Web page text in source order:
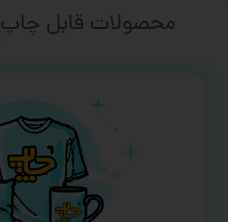
محصولات قابل چاپ